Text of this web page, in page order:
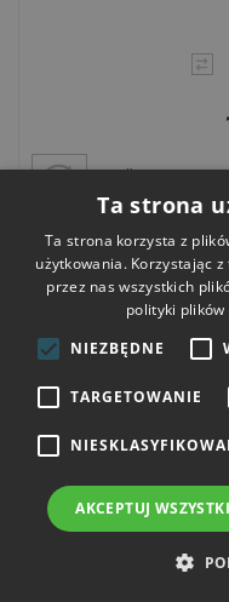
wysyłka
Ta strona
Ta strona korzysta z
użytkowania. Korzystając
przez nas wszystkich
polityki plików
NIEZBĘDNE
TARGETOWANIE
AKCEPTUJ